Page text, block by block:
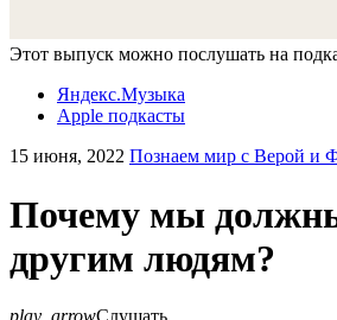
Этот выпуск можно послушать на
Яндекс.Музыка
Apple подкасты
15 июня, 2022 Познаем мир с Верой и
Почему мы
другим людям?